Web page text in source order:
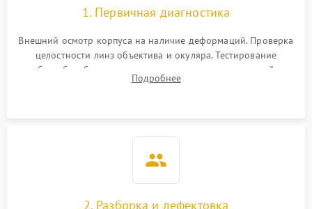
1. Первичная диагностика
Внешний осмотр корпуса на наличие деформаций. Проверка
целостности линз объектива и окуляра. Тестирование
работы барабанчиков ввода поправок, кольца отстройки
параллакса и зума. Выявление сколов, внутренних
Подробнее
2. Разборка и дефектовка